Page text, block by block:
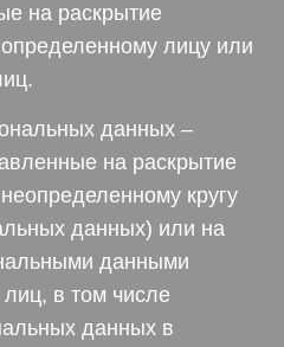
на раскрытие
лицу или
данных –
на раскрытие
кругу
данных) или на
данными
лиц, в том числе
данных в